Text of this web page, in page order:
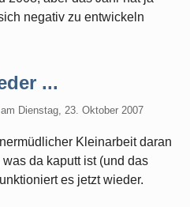
negativ zu entwickeln
...
am Dienstag, 23. Oktober 2007
Kleinarbeit daran
da kaputt ist (und das
es jetzt wieder.